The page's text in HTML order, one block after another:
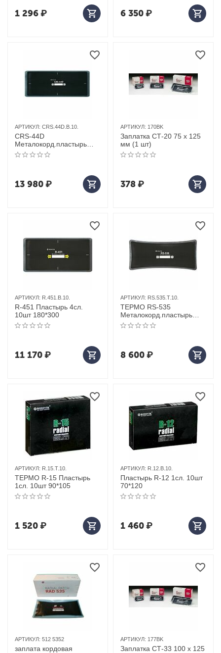
1 296₽ 6 350₽
АРТИКУЛ: CRS.44D.B.10.
СRS-44D
Металокорд.пластырь
10шт 130*340
13 980₽
АРТИКУЛ: 170BK
Заплатка СТ-20 75 х 125
мм (1 шт)
378₽
АРТИКУЛ: R.451.B.10.
R-451 Пластырь 4сл.
10шт 180*300
11 170₽
АРТИКУЛ: RS.535.T.10.
ТЕРМО RS-535
Металокорд.пластырь
10шт 110*245
8 600₽
АРТИКУЛ: R.15.T.10.
ТЕРМО R-15 Пластырь
1сл. 10шт 90*105
1 520₽
АРТИКУЛ: R.12.B.10.
Пластырь R-12 1сл. 10шт
70*120
1 460₽
АРТИКУЛ: 512 5352
заплата кордовая
АРТИКУЛ: 177BK
Заплатка СТ-33 100 х 125